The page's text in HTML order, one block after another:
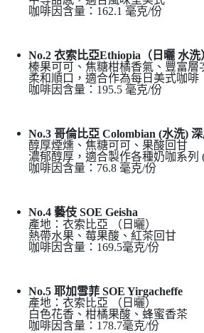
咖啡因含量：162.1 毫克/份
No.2 衣索比亞Ethiopia（日曬 水洗
榛果可可、焦糖柑橘香氣、豐富層
柔和順口，適合作為每日美式咖啡
咖啡因含量：195.5 毫克/份
No.3 哥倫比亞 Colombian (水洗)
醇厚煙燻、焦糖可可、果酸回甘
濃郁醇厚，適合製作各種奶咖系列
咖啡因含量：76.8 毫克/份
No.4 藝伎 SOE Geisha
產地：衣索比亞 （日曬）
熱帶水果、莓果酸、紅茶回甘
咖啡因含量：169.5毫克/份
No.5 耶加雪菲 SOE Yirgacheffe
產地：衣索比亞 （日曬）
白色花香、柑橘果酸、蜂蜜香茶
咖啡因含量：178.7毫克/份